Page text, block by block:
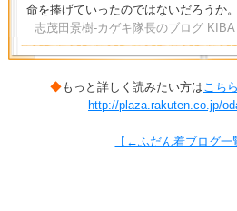
命を捧げていったのではないだろうか。
志茂田景樹-カゲキ隊長のブログ
◆もっと詳しく読みたい方はこちら
http://plaza.rakuten.co.jp/
【←ふだん着ブログ一